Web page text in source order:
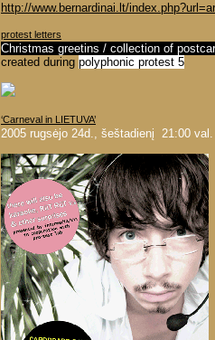
http://www.bernardinai.lt/
protest letters
Christmas greetins / collection of
created during polyphonic protest 5
‘Carneval in LIETUVA’
2005 rugsėjo 24d., šeštadienį 21:00 val.